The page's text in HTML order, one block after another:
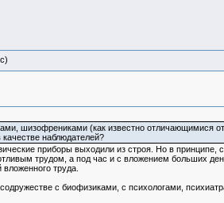
шизофрениками (как известно отличающимися
наблюдателей?
приборы выходили из строя. Но в принципе,
трудом, а под час и с вложением больших
труда.
с биофизиками, с психологами,